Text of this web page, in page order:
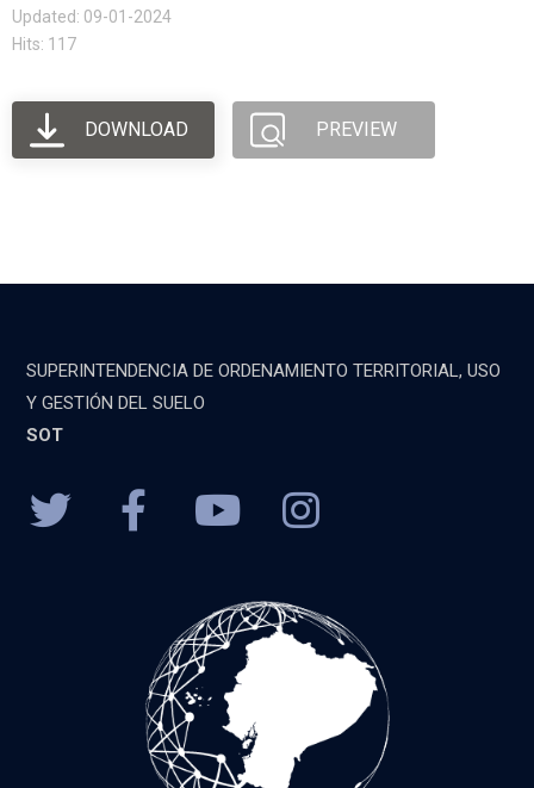
Updated: 09-01-2024
Hits: 117
DOWNLOAD PREVIEW
SUPERINTENDENCIA DE ORDENAMIENTO TERRITORIAL, USO
Y GESTIÓN DEL SUELO
SOT